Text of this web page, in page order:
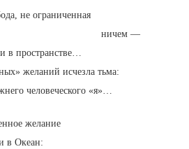
не ограниченная
ничем —
в пространстве…
желаний исчезла тьма:
человеческого «я»…
желание
в Океан: